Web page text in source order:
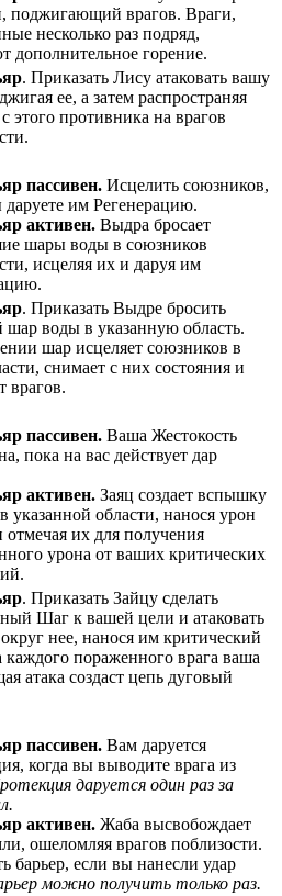
поджигающий врагов. Враги,
несколько раз подряд,
дополнительное горение.
. Приказать Лису атаковать вашу
ее, а затем распространяя
этого противника на врагов
пассивен. Исцелить союзников,
даруете им Регенерацию.
активен. Выдра бросает
шары воды в союзников
исцеляя их и даруя им
. Приказать Выдре бросить
шар воды в указанную область.
шар исцеляет союзников в
снимает с них состояния и
врагов.
пассивен. Ваша Жестокость
пока на вас действует дар
активен. Заяц создает вспышку
указанной области, нанося урон
отмечая их для получения
урона от ваших критических
. Приказать Зайцу сделать
Шаг к вашей цели и атаковать
нее, нанося им критический
каждого пораженного врага ваша
атака создаст цепь дуговый
пассивен. Вам даруется
когда вы выводите врага из
даруется один раз за
активен. Жаба высвобождает
ошеломляя врагов поблизости.
барьер, если вы нанесли удар
можно получить только раз.